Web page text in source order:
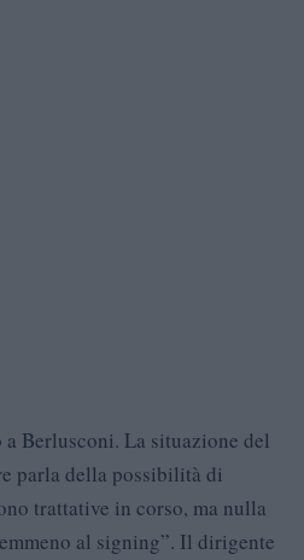
Berlusconi. La situazione del
parla della possibilità di
trattative in corso, ma nulla
al signing”. Il dirigente